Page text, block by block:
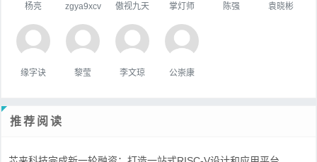
杨亮 zgya9xcv 傲视九天 掌灯师 陈强 袁晓彬
缘字诀 黎莹 李文琼 公崇康
推荐阅读